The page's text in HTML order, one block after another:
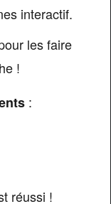
interactif.
les faire
!
:
réussi !